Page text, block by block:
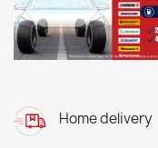
Home delivery